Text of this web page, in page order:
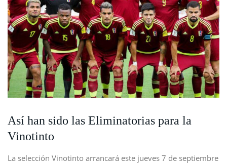
Así han sido las Eliminatorias para la
Vinotinto
La selección Vinotinto arrancará este jueves 7 de septiembre